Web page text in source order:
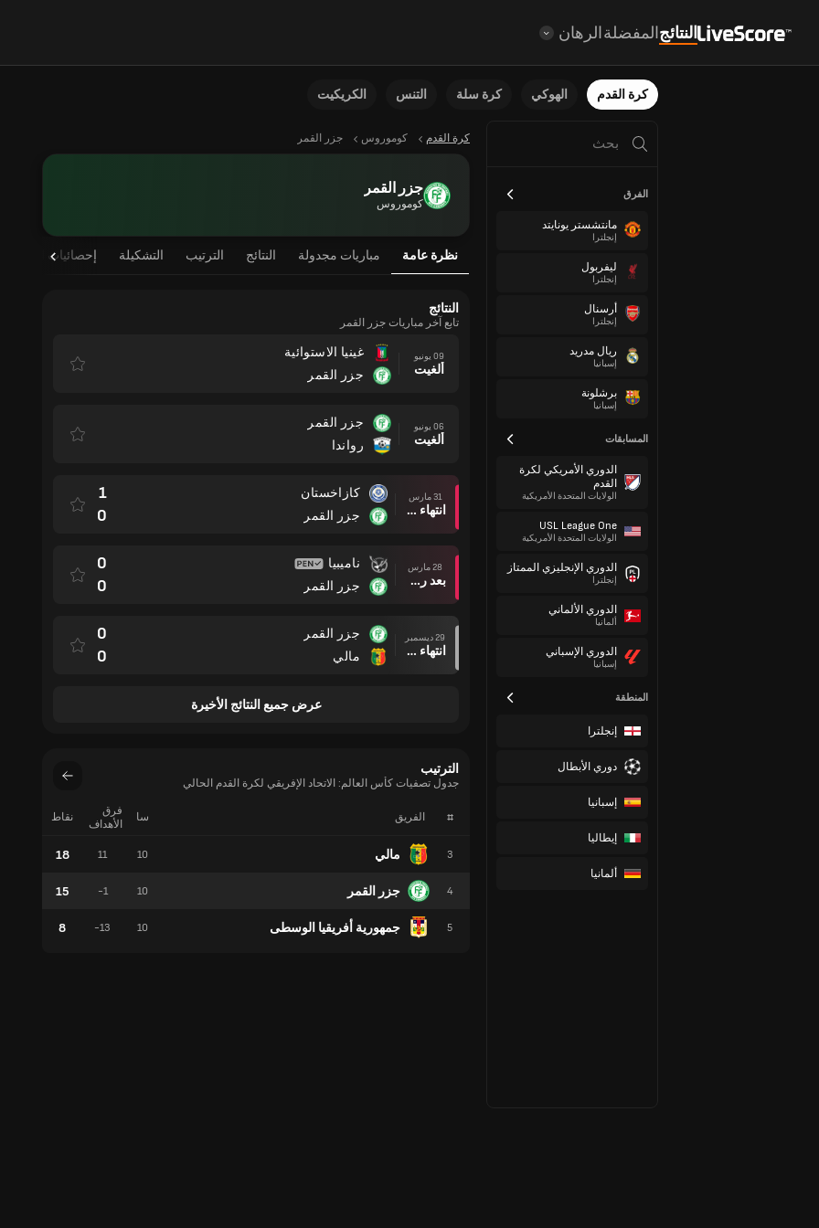
النتائجالمفضلةالرهان
كرة القدم الهوكي كرة سلة التنس الكريكيت
الفرق
مانتشستر يونايتد
إنجلترا
ليفربول
إنجلترا
أرسنال
إنجلترا
ريال مدريد
إسبانيا
برشلونة
إسبانيا
المسابقات
الدوري الأمريكي لكرة
القدم
الولايات المتحدة الأمريكية
USL League One
الولايات المتحدة الأمريكية
الدوري الإنجليزي الممتاز
إنجلترا
الدوري الألماني
ألمانيا
الدوري الإسباني
إسبانيا
المنطقة
إنجلترا
دوري الأبطال
إسبانيا
إيطاليا
ألمانيا
كرة القدم كوموروس جزر القمر
جزر القمر
كوموروس
نظرة عامة مباريات مجدولة النتائج الترتيب التشكيلة إحصائيات اللاعب
النتائج
تابع آخر مباريات جزر القمر
09 يونيو
ألغيت
غينيا الاستوائية
جزر القمر
06 يونيو
ألغيت
جزر القمر
رواندا
31 مارس
انتهاء وقت المباراة
كازاخستان
جزر القمر
1
0
28 مارس
بعد ركلات الترجيح
ناميبيا
جزر القمر
0
0
29 ديسمبر
انتهاء وقت المباراة
جزر القمر
مالي
0
0
عرض جميع النتائج الأخيرة
الترتيب
جدول تصفيات كأس العالم: الاتحاد الإفريقي لكرة القدم الحالي
# الفريق
3 مالي
4 جزر القمر
5 جمهورية أفريقيا الوسطى
سا
فرق
الأهداف
نقاط
10
11
18
10
-1
15
10
-13
8